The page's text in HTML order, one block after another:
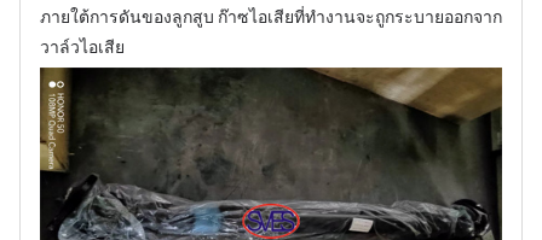
ภายใต้การดันของลูกสูบ ก๊าซไอเสียที่ทำงานจะถูกระบายออกจาก
วาล์วไอเสีย